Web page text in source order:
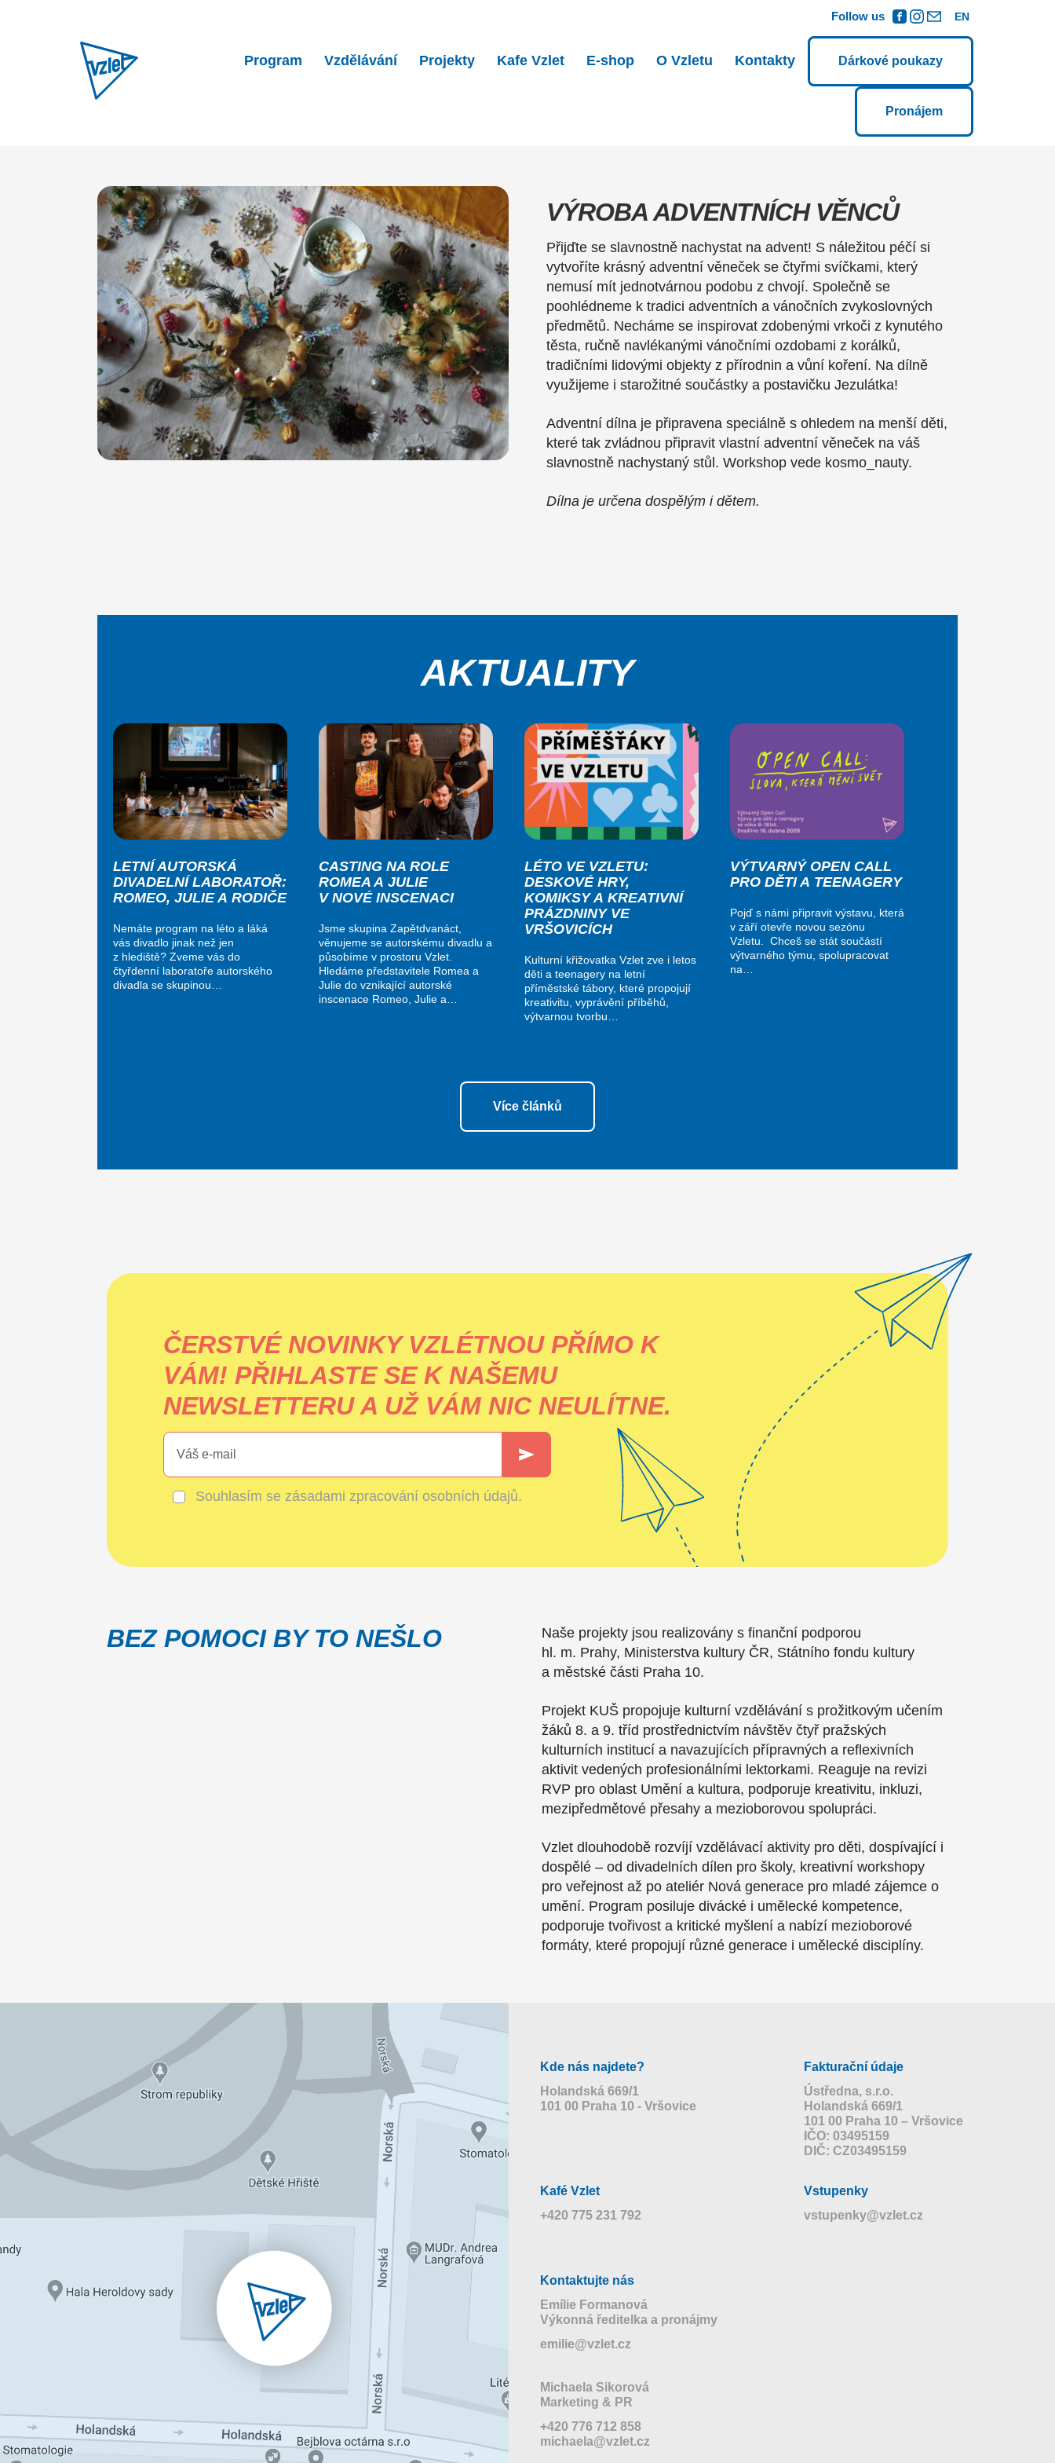
Follow us EN
Program Vzdělávání Projekty Kafe Vzlet E-shop O Vzletu Kontakty Dárkové poukazy
Pronájem
VÝROBA ADVENTNÍCH VĚNCŮ
Přijďte se slavnostně nachystat na advent! S náležitou péčí si
vytvoříte krásný adventní věneček se čtyřmi svíčkami, který
nemusí mít jednotvárnou podobu z chvojí. Společně se
poohlédneme k tradici adventních a vánočních zvykoslovných
předmětů. Necháme se inspirovat zdobenými vrkoči z kynutého
těsta, ručně navlékanými vánočními ozdobami z korálků,
tradičními lidovými objekty z přírodnin a vůní koření. Na dílně
využijeme i starožitné součástky a postavičku Jezulátka!
Adventní dílna je připravena speciálně s ohledem na menší děti,
které tak zvládnou připravit vlastní adventní věneček na váš
slavnostně nachystaný stůl. Workshop vede kosmo_nauty.
Dílna je určena dospělým i dětem.
AKTUALITY
LETNÍ AUTORSKÁ
DIVADELNÍ LABORATOŘ:
ROMEO, JULIE A RODIČE
Nemáte program na léto a láká
vás divadlo jinak než jen
z hlediště? Zveme vás do
čtyřdenní laboratoře autorského
divadla se skupinou…
CASTING NA ROLE
ROMEA A JULIE
V NOVÉ INSCENACI
Jsme skupina Zapětdvanáct,
věnujeme se autorskému divadlu a
působíme v prostoru Vzlet.
Hledáme představitele Romea a
Julie do vznikající autorské
inscenace Romeo, Julie a…
LÉTO VE VZLETU:
DESKOVÉ HRY,
KOMIKSY A KREATIVNÍ
PRÁZDNINY VE
VRŠOVICÍCH
Kulturní křižovatka Vzlet zve i letos
děti a teenagery na letní
příměstské tábory, které propojují
kreativitu, vyprávění příběhů,
výtvarnou tvorbu…
VÝTVARNÝ OPEN CALL
PRO DĚTI A TEENAGERY
Pojď s námi připravit výstavu, která
v září otevře novou sezónu
Vzletu. Chceš se stát součástí
výtvarného týmu, spolupracovat
na…
Více článků
ČERSTVÉ NOVINKY VZLÉTNOU PŘÍMO K
VÁM! PŘIHLASTE SE K NAŠEMU
NEWSLETTERU A UŽ VÁM NIC NEULÍTNE.
Souhlasím se zásadami zpracování osobních údajů.
BEZ POMOCI BY TO NEŠLO
Naše projekty jsou realizovány s finanční podporou
hl. m. Prahy, Ministerstva kultury ČR, Státního fondu kultury
a městské části Praha 10.
Projekt KUŠ propojuje kulturní vzdělávání s prožitkovým učením
žáků 8. a 9. tříd prostřednictvím návštěv čtyř pražských
kulturních institucí a navazujících přípravných a reflexivních
aktivit vedených profesionálními lektorkami. Reaguje na revizi
RVP pro oblast Umění a kultura, podporuje kreativitu, inkluzi,
mezipředmětové přesahy a mezioborovou spolupráci.
Vzlet dlouhodobě rozvíjí vzdělávací aktivity pro děti, dospívající i
dospělé – od divadelních dílen pro školy, kreativní workshopy
pro veřejnost až po ateliér Nová generace pro mladé zájemce o
umění. Program posiluje divácké i umělecké kompetence,
podporuje tvořivost a kritické myšlení a nabízí mezioborové
formáty, které propojují různé generace i umělecké disciplíny.
Kde nás najdete?
Holandská 669/1
101 00 Praha 10 - Vršovice
Fakturační údaje
Ústředna, s.r.o.
Holandská 669/1
101 00 Praha 10 – Vršovice
IČO: 03495159
DIČ: CZ03495159
Kafé Vzlet
+420 775 231 792
Vstupenky
vstupenky@vzlet.cz
Kontaktujte nás
Emílie Formanová
Výkonná ředitelka a pronájmy
emilie@vzlet.cz
Michaela Sikorová
Marketing & PR
+420 776 712 858
michaela@vzlet.cz